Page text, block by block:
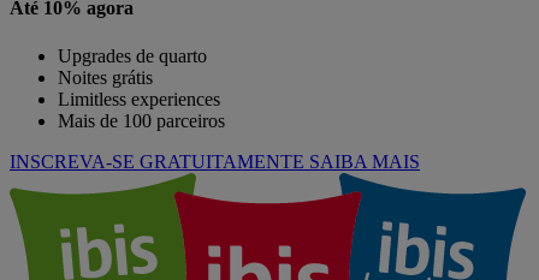
Até 10% agora
Upgrades de quarto
Noites grátis
Limitless experiences
Mais de 100 parceiros
INSCREVA-SE GRATUITAMENTE SAIBA MAIS